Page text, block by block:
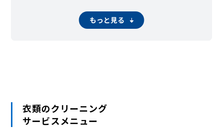
下谷本町 しらとり台
たちばな台田奈町千草台
もっと見る
衣類のクリーニング
サービスメニュー